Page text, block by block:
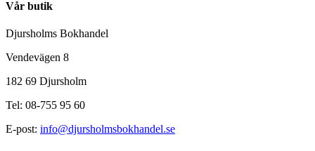
Vår butik
Djursholms Bokhandel
Vendevägen 8
182 69 Djursholm
Tel: 08-755 95 60
E-post: info@djursholmsbokhandel.se